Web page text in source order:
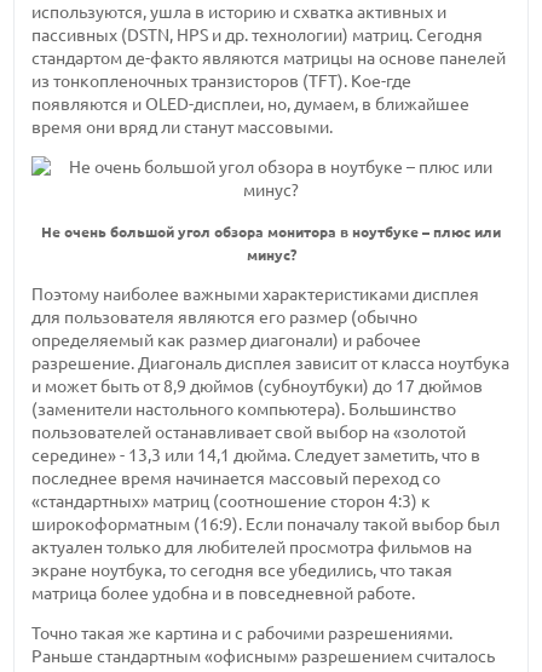
используются, ушла в историю и схватка активных и
пассивных (DSTN, HPS и др. технологии) матриц. Сегодня
стандартом де-факто являются матрицы на основе панелей
из тонкопленочных транзисторов (TFT). Кое-где
появляются и OLED-дисплеи, но, думаем, в ближайшее
время они вряд ли станут массовыми.
Не очень большой угол обзора монитора в ноутбуке – плюс или
минус?
Поэтому наиболее важными характеристиками дисплея
для пользователя являются его размер (обычно
определяемый как размер диагонали) и рабочее
разрешение. Диагональ дисплея зависит от класса ноутбука
и может быть от 8,9 дюймов (субноутбуки) до 17 дюймов
(заменители настольного компьютера). Большинство
пользователей останавливает свой выбор на «золотой
середине» - 13,3 или 14,1 дюйма. Следует заметить, что в
последнее время начинается массовый переход со
«стандартных» матриц (соотношение сторон 4:3) к
широкоформатным (16:9). Если поначалу такой выбор был
актуален только для любителей просмотра фильмов на
экране ноутбука, то сегодня все убедились, что такая
матрица более удобна и в повседневной работе.
Точно такая же картина и с рабочими разрешениями.
Раньше стандартным «офисным» разрешением считалось